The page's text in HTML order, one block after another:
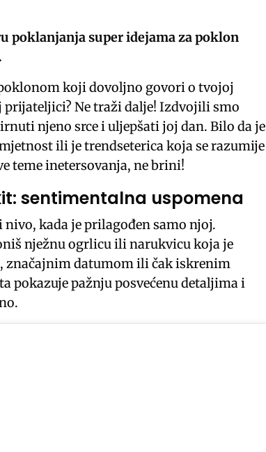
poklanjanja super idejama za poklon
koji dovoljno govori o tvojoj
Ne traži dalje! Izdvojili smo
njeno srce i uljepšati joj dan. Bilo da je
ili je trendseterica koja se razumije
teme inetersovanja, ne brini!
sentimentalna uspomena
kada je prilagođen samo njoj.
nježnu ogrlicu ili narukvicu koja je
značajnim datumom ili čak iskrenim
pokazuje pažnju posvećenu detaljima i